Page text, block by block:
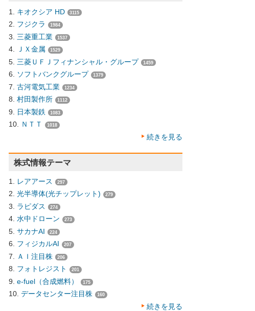
キオクシア HD 3115
フジクラ 1984
三菱重工業 1537
ＪＸ金属 1529
三菱ＵＦＪフィナンシャル・グループ 1459
ソフトバンクグループ 1379
古河電気工業 1234
村田製作所 1112
日本製鉄 1083
ＮＴＴ 1018
続きを見る
株式情報テーマ
レアアース 297
光半導体(光チップレット) 279
ラピダス 274
水中ドローン 273
サカナAI 224
フィジカルAI 207
ＡＩ注目株 206
フォトレジスト 201
e-fuel（合成燃料） 175
データセンター注目株 160
続きを見る